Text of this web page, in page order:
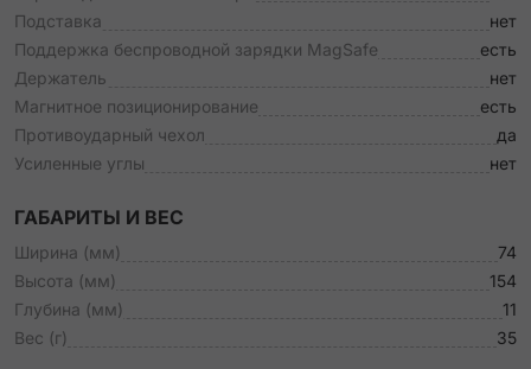
Подставка
нет
Поддержка беспроводной зарядки MagSafe
есть
Держатель
нет
Магнитное позиционирование
есть
Противоударный чехол
да
Усиленные углы
нет
ГАБАРИТЫ И ВЕС
Ширина (мм)
74
Высота (мм)
154
Глубина (мм)
11
Вес (г)
35